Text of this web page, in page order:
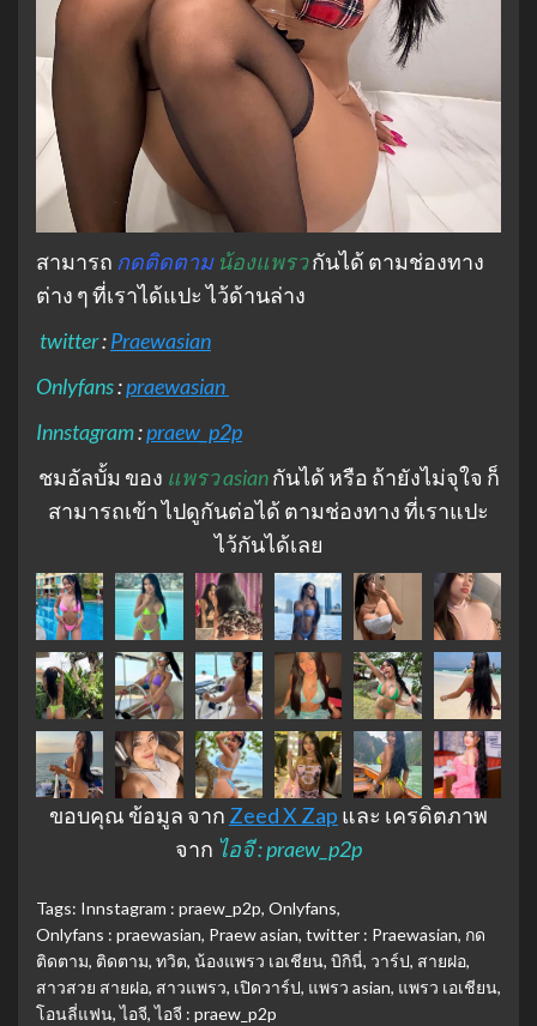
สามารถ กดติดตาม น้องแพรวกันได้ ตามช่องทาง
ต่าง ๆ ที่เราได้แปะ ไว้ด้านล่าง
twitter:Praewasian
Onlyfans:praewasian
Innstagram:praew_p2p
ชมอัลบั้ม ของ แพรว asianกันได้ หรือ ถ้ายังไม่จุใจ ก็
สามารถเข้า ไปดูกันต่อได้ ตามช่องทาง ที่เราแปะ
ไว้กันได้เลย
ขอบคุณ ข้อมูล จาก Zeed X Zap และ เครดิตภาพ
จาก ไอจี : praew_p2p
Tags: Innstagram : praew_p2p, Onlyfans,
Onlyfans : praewasian, Praew asian, twitter : Praewasian, กด
ติดตาม, ติดตาม, ทวิต, น้องแพรว เอเชียน, บิกินี่, วาร์ป, สายฝอ,
สาวสวย สายฝอ, สาวแพรว, เปิดวาร์ป, แพรว asian, แพรว เอเชียน,
โอนลี่แฟน,ไอจี,ไอจี : praew_p2p